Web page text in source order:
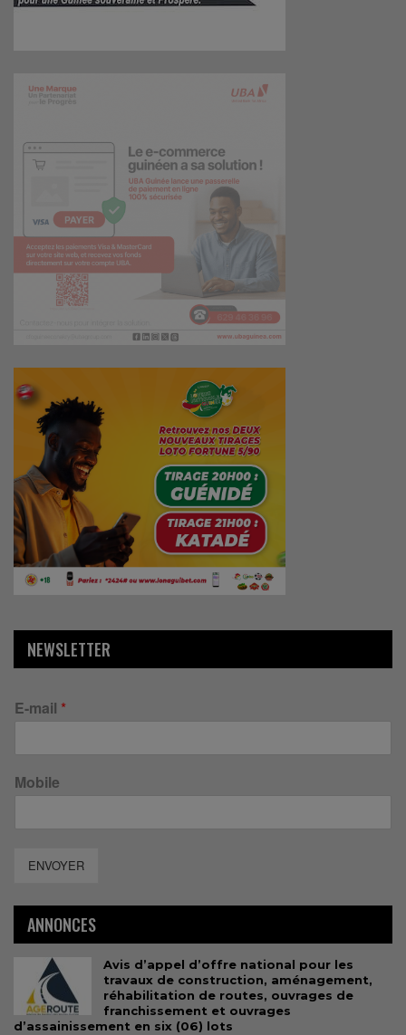
NEWSLETTER
E-mail *
Mobile
ENVOYER
ANNONCES
Avis d’appel d’offre national pour les
travaux de construction, aménagement,
réhabilitation de routes, ouvrages de
franchissement et ouvrages
d’assainissement en six (06) lots